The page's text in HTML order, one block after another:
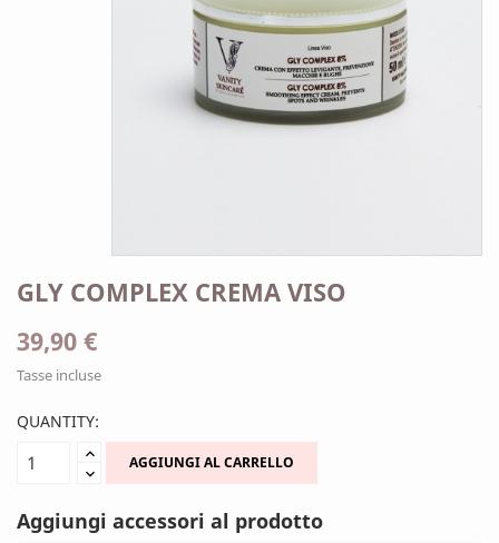
GLY COMPLEX CREMA VISO
39,90 €
Tasse incluse
QUANTITY:
AGGIUNGI AL CARRELLO
Aggiungi accessori al prodotto